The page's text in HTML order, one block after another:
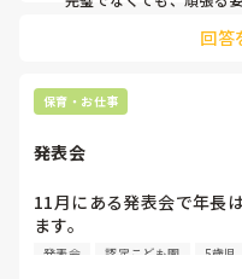
回答
保育・お仕事
発表会
11月にある発表会で年長
ます。
鍵盤ハーモニカは年長に
発表会 認定こども園 5歳児